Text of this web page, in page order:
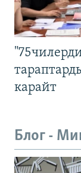
карайт
Блог -